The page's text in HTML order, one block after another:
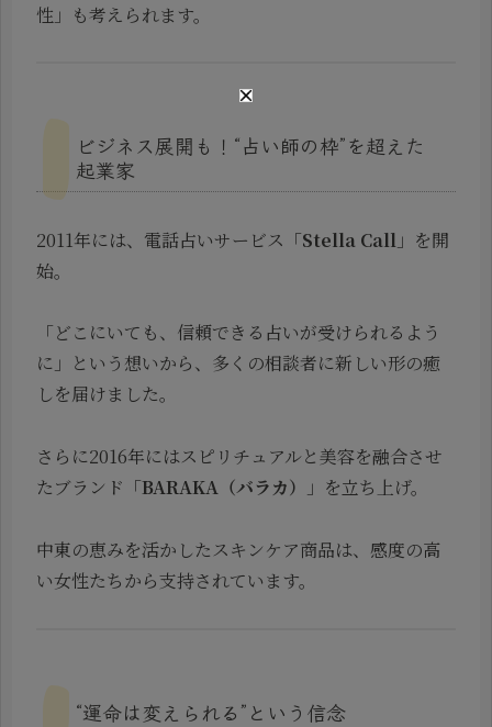
性」も考えられます。
ビジネス展開も！“占い師の枠”を超えた
起業家
2011年には、電話占いサービス「Stella Call 」を開
始。
「どこにいても、信頼できる占いが受けられるよう
に」という想いから、多くの相談者に新しい形の癒
しを届けました。
さらに2016年にはスピリチュアルと美容を融合させ
たブランド「BARAKA（バラカ） 」を立ち上げ。
中東の恵みを活かしたスキンケア商品は、感度の高
い女性たちから支持されています。
“運命は変えられる”という信念